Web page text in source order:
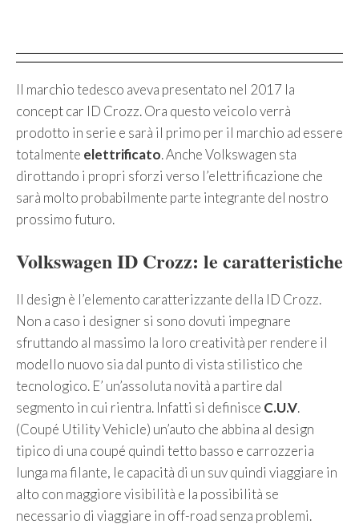
Il marchio tedesco aveva presentato nel 2017 la
concept car ID Crozz. Ora questo veicolo verrà
prodotto in serie e sarà il primo per il marchio ad essere
totalmente elettrificato. Anche Volkswagen sta
dirottando i propri sforzi verso l’elettrificazione che
sarà molto probabilmente parte integrante del nostro
prossimo futuro.
Volkswagen ID Crozz: le caratteristiche
Il design è l’elemento caratterizzante della ID Crozz.
Non a caso i designer si sono dovuti impegnare
sfruttando al massimo la loro creatività per rendere il
modello nuovo sia dal punto di vista stilistico che
tecnologico. E’ un’assoluta novità a partire dal
segmento in cui rientra. Infatti si definisce C.U.V.
(Coupé Utility Vehicle) un’auto che abbina al design
tipico di una coupé quindi tetto basso e carrozzeria
lunga ma filante, le capacità di un suv quindi viaggiare in
alto con maggiore visibilità e la possibilità se
necessario di viaggiare in off-road senza problemi.